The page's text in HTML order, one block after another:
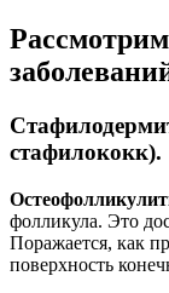
стафилококк).
фолликула. Это
Поражается, как
поверхность